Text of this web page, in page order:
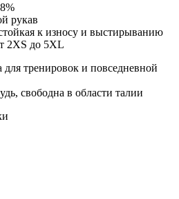
рукав
к износу и выстирыванию
2XS до 5XL
тренировок и повседневной
свободна в области талии